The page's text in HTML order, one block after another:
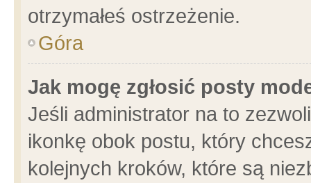
otrzymałeś ostrzeżenie.
Góra
Jak mogę zgłosić posty
Jeśli administrator na to
ikonkę obok postu, który
kolejnych kroków, które są